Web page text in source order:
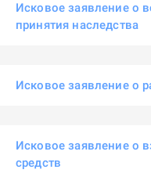
Исковое заявление о
принятия наследства
Исковое заявление о
Исковое заявление о
средств